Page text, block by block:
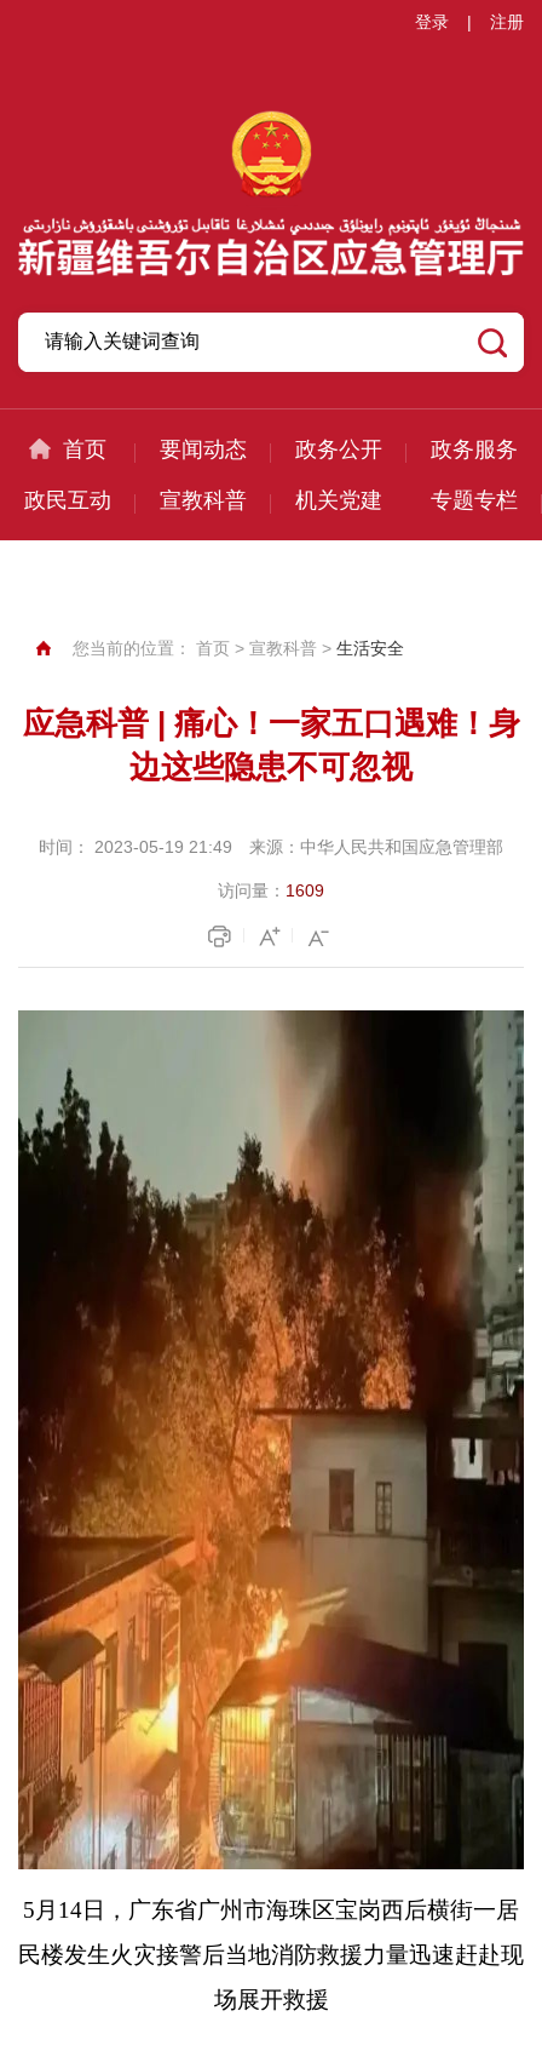
登录 | 注册
首页 要闻动态 政务公开 政务服务
政民互动 宣教科普 机关党建 专题专栏
您当前的位置： 首页 > 宣教科普 > 生活安全
应急科普 | 痛心！一家五口遇难！身
边这些隐患不可忽视
时间： 2023-05-19 21:49 来源： 中华人民共和国应急管理部
访问量： 1609
5 月 14日，广东省广州市海珠区宝岗西后横街一居
民楼发生火灾接警后当地消防救援力量迅速赶赴现
场展开救援